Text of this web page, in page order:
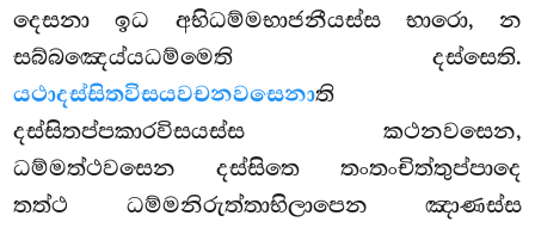
දෙසනා ඉධ අභිධම්මභාජනීයස්ස භාරො, න
සබ්බඤෙය්යධම්මෙති දස්සෙති.
යථාදස්සිතවිසයවචනවසෙනාති
දස්සිතප්පකාරවිසයස්ස කථනවසෙන,
ධම්මත්ථවසෙන දස්සිතෙ තංතංචිත්තුප්පාදෙ
තත්ථ ධම්මනිරුත්තාභිලාපෙන ඤාණස්ස